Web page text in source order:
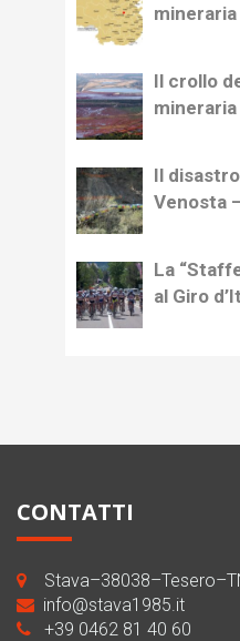
Il crollo
Il
Venosta
La
al Giro
CONTATTI
info@stava1985.it
+39 0462 81 40 60